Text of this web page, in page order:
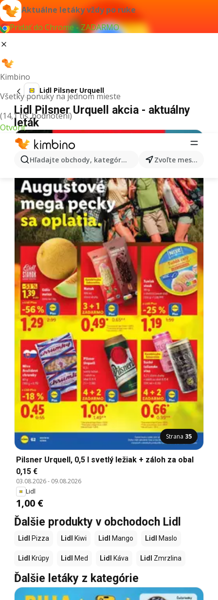
Aktuálne letáky vždy po ruke
Pridať do Chrome - ZADARMO
Kimbino
Všetky ponuky na jednom mieste
(14,1 tis. hodnotení)
Otvoriť
Hľadajte obchody, kategórie, produkty... Zvoľte mesto
Lidl Pilsner Urquell
Lidl Pilsner Urquell akcia - aktuálny
leták
Strana 35
Pilsner Urquell, 0,5 l svetlý ležiak + záloh za obal
0,15 €
03.08.2026- 09.08.2026
Lidl
1,00 €
Ďalšie produkty v obchodoch Lidl
Lidl Pizza Lidl Kiwi Lidl Mango Lidl Maslo
Lidl Krúpy Lidl Med Lidl Káva Lidl Zmrzlina
Ďalšie letáky z kategórie